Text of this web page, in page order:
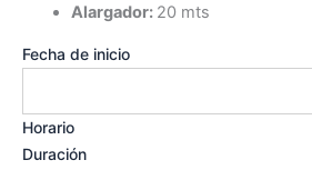
Alargador: 20 mts
Fecha de inicio
Horario
Duración